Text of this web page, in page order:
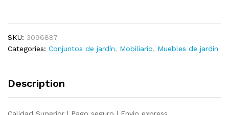
cojines
madera
pino
SKU: 3096887
Categories: Conjuntos de jardín, Mobiliario, Muebles de jardín
Description